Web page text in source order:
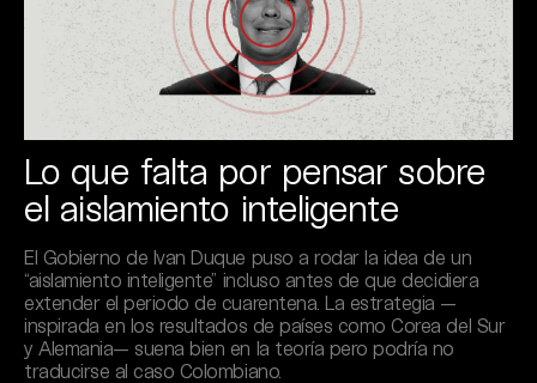
Lo que falta por pensar sobre
el aislamiento inteligente
El Gobierno de Ivan Duque puso a rodar la idea de un
“aislamiento inteligente” incluso antes de que decidiera
extender el periodo de cuarentena. La estrategia —
inspirada en los resultados de países como Corea del Sur
y Alemania— suena bien en la teoría pero podría no
traducirse al caso Colombiano.